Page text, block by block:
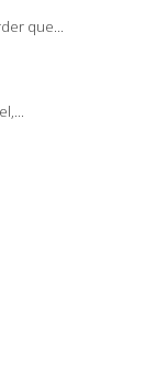
que...